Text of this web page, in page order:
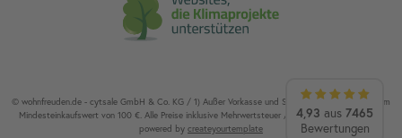
4,93 aus 7465
Bewertungen
© wohnfreuden.de - cytsale GmbH & Co. KG / 1) Außer Vorkasse und Speditionsware. 2) Ab einem
Mindesteinkaufswert von 100 €. Alle Preise inklusive Mehrwertsteuer / Alle Rechte vorbehalten.
powered by createyourtemplate